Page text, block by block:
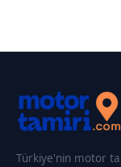
Türkiye'nin motor